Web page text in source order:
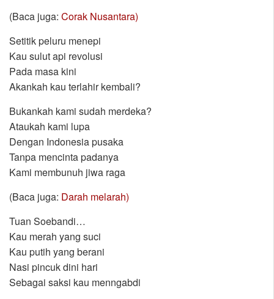
(Baca juga: Corak Nusantara)
Setitik peluru menepi
Kau sulut api revolusi
Pada masa kini
Akankah kau terlahir kembali?
Bukankah kami sudah merdeka?
Ataukah kami lupa
Dengan Indonesia pusaka
Tanpa mencinta padanya
Kami membunuh jiwa raga
(Baca juga: Darah melarah)
Tuan Soebandi…
Kau merah yang suci
Kau putih yang berani
Nasi pincuk dini hari
Sebagai saksi kau menngabdi